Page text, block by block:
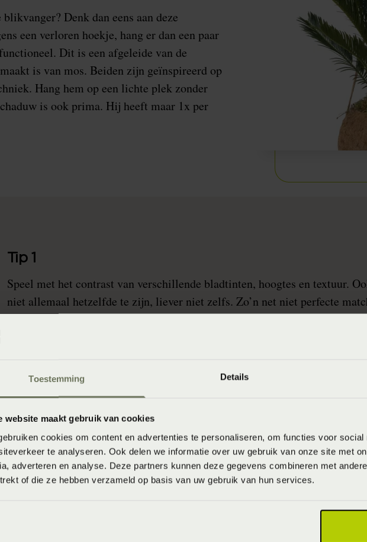
Toestemming Details
website maakt gebruik van cookies
cookies om content en advertenties te personaliseren, om functies voor social
te analyseren. Ook delen we informatie over uw gebruik van onze site met
adverteren en analyse. Deze partners kunnen deze gegevens combineren met
of die ze hebben verzameld op basis van uw gebruik van hun services.
Denk dan eens aan deze
een verloren hoekje, hang er dan een paar
Dit is een afgeleide van de
is van mos. Beiden zijn geïnspireerd op
Hang hem op een lichte plek zonder
is ook prima. Hij heeft maar 1x per
Tip 1
Speel met het contrast van verschillende bladtinten, hoogtes en textuur.
niet allemaal hetzelfde te zijn, liever niet zelfs. Zo’n net niet perfecte
leuk!
Pilea
Het liefste plantje uit de
De Pilea, ook wel
comeback. Logisch,
het echt een